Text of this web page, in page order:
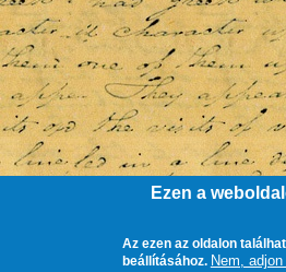
Ezen a
Az ezen az oldalon
beállításához. Nem,